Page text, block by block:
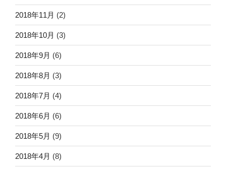
2018年11月 (2)
2018年10月 (3)
2018年9月 (6)
2018年8月 (3)
2018年7月 (4)
2018年6月 (6)
2018年5月 (9)
2018年4月 (8)